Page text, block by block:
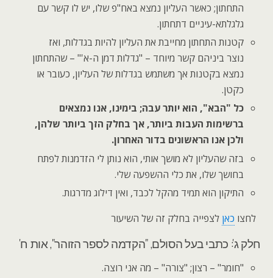
התחתון; כאשר העליון נמצא באח"פ שלו, יש לו קשר עם
גלגלתא-עיניים דתחתון.
קטנות התחתון מחייבת את העליון להיות בגדלות, ואז
נוצר ביניהם קשר מיוחד – "גדלות דמן ה-א'" – שהתחתון
נמצא בקטנות אך משתמש בגדלות של העליון, כעובר או
כקטן.
כל "הבא", הוא יותר עבה; בימינו, אנו נמצאים
ברשימות העבות ביותר, אך בחלק הזך ביותר שלהן,
ולכן אנו הראשונים בדור האחרון.
בזה שהעליון לא מושך אותי, הוא נותן לי הזדמנות לפתח
בחושך שלו, את כלי ההשפעה שלי.
התיקון הוא תמיד מהקל לכבד, ואין דילוג מדרגות.
לחצו כאן לצפייה בחלק זה של השיעור
חלק ג': כתבי בעל הסולם, "הקדמה לספר הזוהר", אות ח'
"חומר" – רצון; "צורה" – מה אני רוצה.